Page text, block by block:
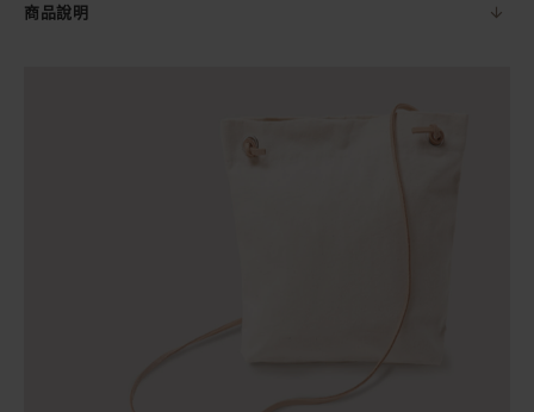
商品說明